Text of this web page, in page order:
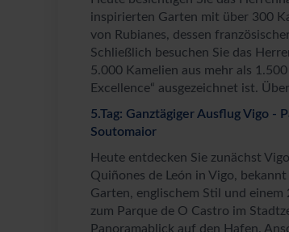
inspirierten Garten mit über 300
von Rubianes, dessen
Schließlich besuchen Sie das
5.000 Kamelien aus mehr als
Excellence“ ausgezeichnet ist.
5.Tag: Ganztägiger Ausflug Vigo -
Soutomaior
Heute entdecken Sie zunächst
Quiñones de León in Vigo,
Garten, englischem Stil und einem
zum Parque de O Castro im
Panoramablick auf den Hafen.